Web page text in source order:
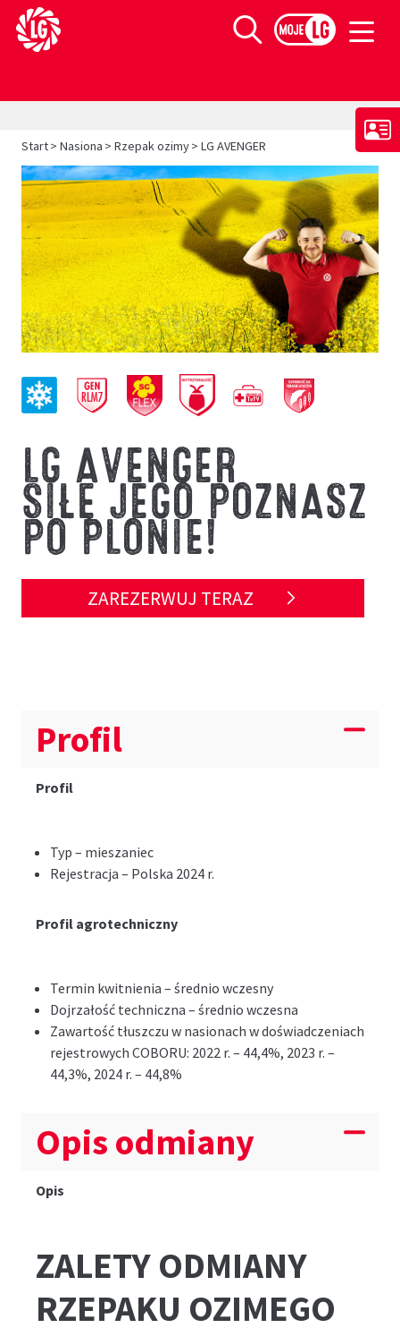
Limagrain europejski lider w produkcji materiału siewnego
Szukaj
Start> Nasiona > Rzepak ozimy> LG AVENGER
LG AVENGER
SIŁĘ JEGO POZNASZ
PO PLONIE!
ZAREZERWUJ TERAZ
Profil
Profil
Typ – mieszaniec
Rejestracja – Polska 2024 r.
Profil agrotechniczny
Termin kwitnienia – średnio wczesny
Dojrzałość techniczna – średnio wczesna
Zawartość tłuszczu w nasionach w doświadczeniach
rejestrowych COBORU: 2022 r. – 44,4%, 2023 r. –
44,3%, 2024 r. – 44,8%
Opis odmiany
Opis
ZALETY ODMIANY
RZEPAKU OZIMEGO